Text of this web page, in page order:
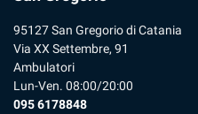
95127 San Gregorio di Catania
Via XX Settembre, 91
Ambulatori
Lun-Ven. 08:00/20:00
095 6178848